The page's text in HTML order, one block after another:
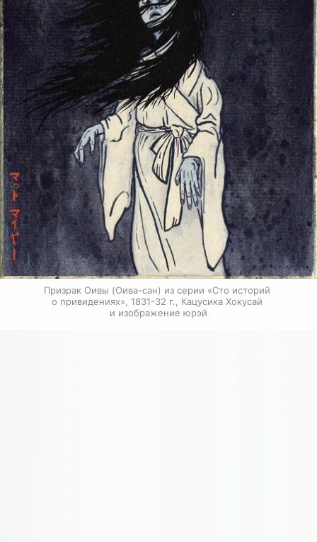
Призрак Оивы (Оива-сан) из серии «Сто историй
о привидениях», 1831-32 г., Кацусика Хокусай
и изображение юрэй